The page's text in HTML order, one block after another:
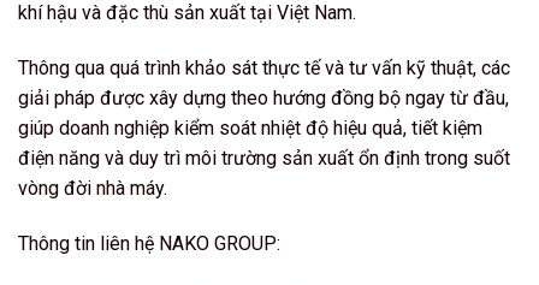
khí hậu và đặc thù sản xuất tại Việt Nam.
Thông qua quá trình khảo sát thực tế và tư vấn kỹ thuật, các
giải pháp được xây dựng theo hướng đồng bộ ngay từ đầu,
giúp doanh nghiệp kiểm soát nhiệt độ hiệu quả, tiết kiệm
điện năng và duy trì môi trường sản xuất ổn định trong suốt
vòng đời nhà máy.
Thông tin liên hệ NAKO GROUP: